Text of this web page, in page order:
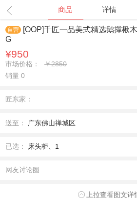
商品 详情
自营
[OOP]千匠一品美式精选鹅撑楸
G
¥950
市场价格：
￥2850
销量 0
匠东家：
送至： 广东佛山禅城区
已选： 床头柜、1
网友讨论圈
上拉查看图文详